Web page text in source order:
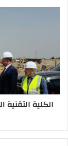
الاعتماد
المؤسسي
لمتابعة
معايير
الجودة
الكلية